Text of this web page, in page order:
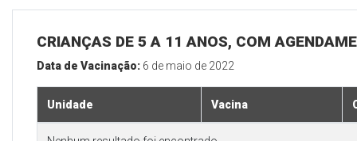
CRIANÇAS DE 5 A 11 ANOS, COM
Data de Vacinação: 6 de maio de 2022
Unidade Vacina